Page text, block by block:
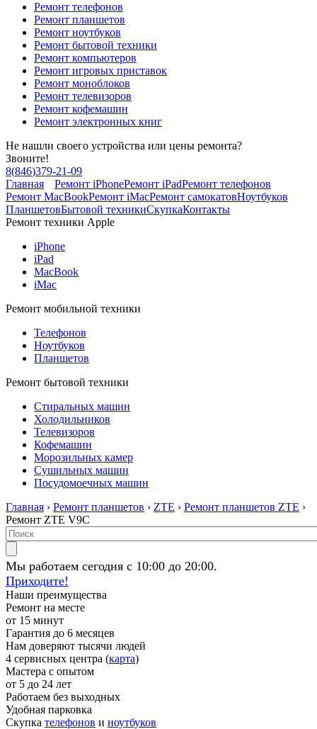
Ремонт телефонов
Ремонт планшетов
Ремонт ноутбуков
Ремонт бытовой техники
Ремонт компьютеров
Ремонт игровых приставок
Ремонт моноблоков
Ремонт телевизоров
Ремонт кофемашин
Ремонт электронных книг
Не нашли своего устройства или цены ремонта?
Звоните!
8(846)379-21-09
Главная
Ремонт iPhoneРемонт iPadРемонт телефонов
Ремонт MacBookРемонт iMacРемонт самокатовНоутбуков
ПланшетовБытовой техникиСкупкаКонтакты
Ремонт техники Apple
iPhone
iPad
MacBook
iMac
Ремонт мобильной техники
Телефонов
Ноутбуков
Планшетов
Ремонт бытовой техники
Стиральных машин
Холодильников
Телевизоров
Кофемашин
Морозильных камер
Сушильных машин
Посудомоечных машин
Главная › Ремонт планшетов › ZTE › Ремонт планшетов ZTE ›
Ремонт ZTE V9C
Мы работаем сегодня с 10:00 до 20:00.
Приходите!
Наши преимущества
Ремонт на месте
от 15 минут
Гарантия до 6 месяцев
Нам доверяют тысячи людей
4 сервисных центра (карта)
Мастера с опытом
от 5 до 24 лет
Работаем без выходных
Удобная парковка
Скупка телефонов и ноутбуков